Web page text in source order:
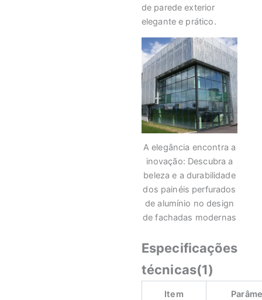
de parede exterior
elegante e prático.
A elegância encontra a
inovação: Descubra a
beleza e a durabilidade
dos painéis perfurados
de alumínio no design
de fachadas modernas
Especificações
técnicas(1)
Item